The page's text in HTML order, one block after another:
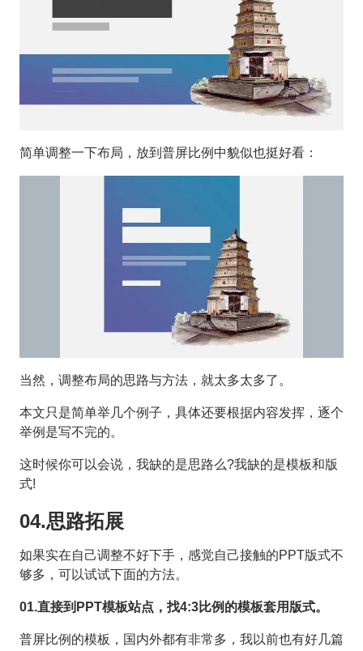
简单调整一下布局，放到普屏比例中貌似也挺好看：
当然，调整布局的思路与方法，就太多太多了。
本文只是简单举几个例子，具体还要根据内容发挥，逐个
举例是写不完的。
这时候你可以会说，我缺的是思路么?我缺的是模板和版
式!
04.思路拓展
如果实在自己调整不好下手，感觉自己接触的PPT版式不
够多，可以试试下面的方法。
01.直接到PPT模板站点，找4:3比例的模板套用版式。
普屏比例的模板，国内外都有非常多，我以前也有好几篇